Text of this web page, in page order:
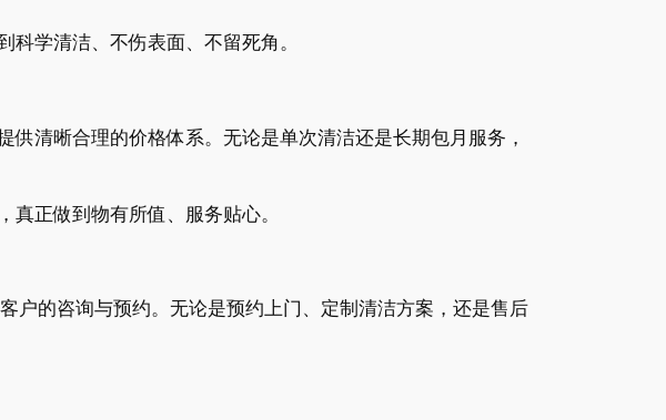
学清洁、不伤表面、不留死角。
清晰合理的价格体系。无论是单次清洁还是长期包月服务，
正做到物有所值、服务贴心。
户的咨询与预约。无论是预约上门、定制清洁方案，还是售后